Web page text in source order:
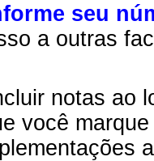
seu
a outras
notas ao
você